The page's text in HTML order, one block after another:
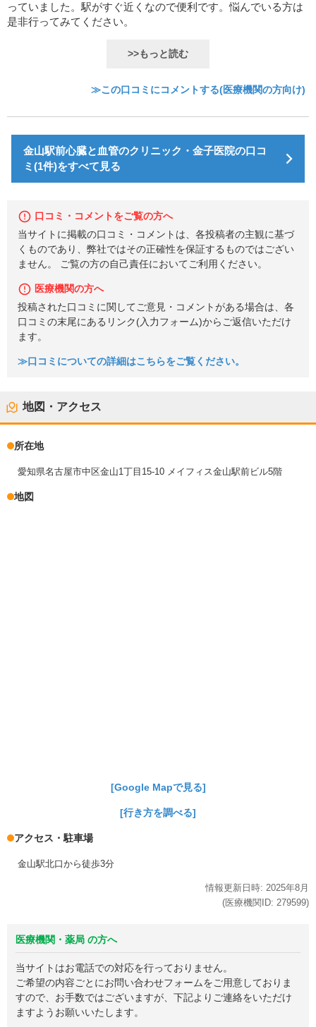
っていました。駅がすぐ近くなので便利です。悩んでいる方は
是非行ってみてください。
>>もっと読む
≫この口コミにコメントする(医療機関の方向け)
金山駅前心臓と血管のクリニック・金子医院の口コ
ミ(1件)をすべて見る
口コミ・コメントをご覧の方へ
当サイトに掲載の口コミ・コメントは、各投稿者の主観に基づ
くものであり、弊社ではその正確性を保証するものではござい
ません。 ご覧の方の自己責任においてご利用ください。
医療機関の方へ
投稿された口コミに関してご意見・コメントがある場合は、各
口コミの末尾にあるリンク(入力フォーム)からご返信いただけ
ます。
≫口コミについての詳細はこちらをご覧ください。
地図・アクセス
所在地
愛知県名古屋市中区金山1丁目15-10 メイフィス金山駅前ビル5階
地図
[Google Mapで見る]
[行き方を調べる]
アクセス・駐車場
金山駅北口から徒歩3分
情報更新日時: 2025年8月
(医療機関ID: 279599)
医療機関・薬局 の方へ
当サイトはお電話での対応を行っておりません。
ご希望の内容ごとにお問い合わせフォームをご用意しておりま
すので、お手数ではございますが、下記よりご連絡をいただけ
ますようお願いいたします。